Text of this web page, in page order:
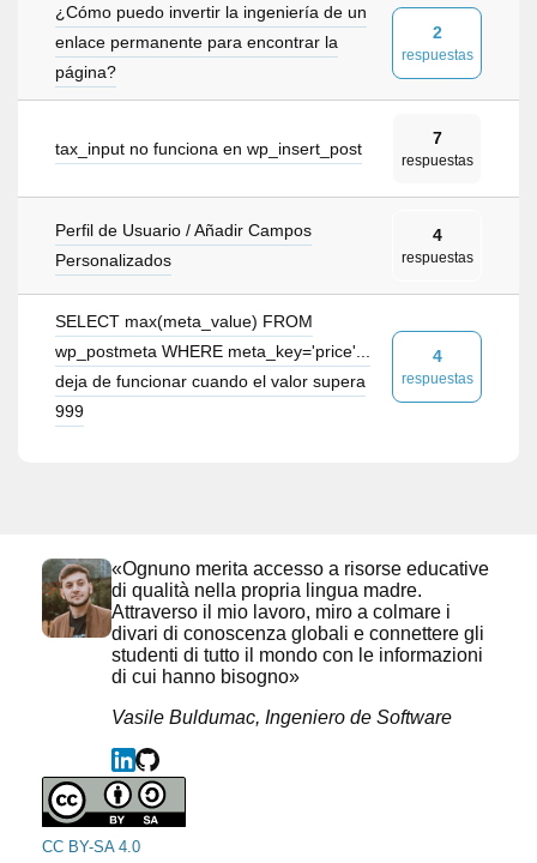
¿Cómo puedo invertir la ingeniería de un
enlace permanente para encontrar la
página?
2
respuestas
tax_input no funciona en wp_insert_post
7
respuestas
Perfil de Usuario / Añadir Campos
Personalizados
4
respuestas
SELECT max(meta_value) FROM
wp_postmeta WHERE meta_key='price'...
deja de funcionar cuando el valor supera
999
4
respuestas
«Ognuno merita accesso a risorse educative
di qualità nella propria lingua madre.
Attraverso il mio lavoro, miro a colmare i
divari di conoscenza globali e connettere gli
studenti di tutto il mondo con le informazioni
di cui hanno bisogno»
Vasile Buldumac, Ingeniero de Software
CC BY-SA 4.0